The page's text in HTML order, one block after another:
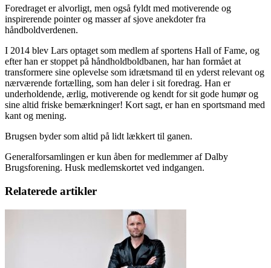
Foredraget er alvorligt, men også fyldt med motiverende og
inspirerende pointer og masser af sjove anekdoter fra
håndboldverdenen.
I 2014 blev Lars optaget som medlem af sportens Hall of Fame, og
efter han er stoppet på håndholdboldbanen, har han formået at
transformere sine oplevelse som idrætsmand til en yderst relevant og
nærværende fortælling, som han deler i sit foredrag. Han er
underholdende, ærlig, motiverende og kendt for sit gode humør og
sine altid friske bemærkninger! Kort sagt, er han en sportsmand med
kant og mening.
Brugsen byder som altid på lidt lækkert til ganen.
Generalforsamlingen er kun åben for medlemmer af Dalby
Brugsforening. Husk medlemskortet ved indgangen.
Relaterede artikler